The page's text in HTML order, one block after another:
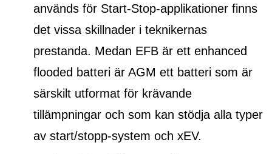
används för Start-Stop-applikationer finns
det vissa skillnader i teknikernas
prestanda. Medan EFB är ett enhanced
flooded batteri är AGM ett batteri som är
särskilt utformat för krävande
tillämpningar och som kan stödja alla typer
av start/stopp-system och xEV.